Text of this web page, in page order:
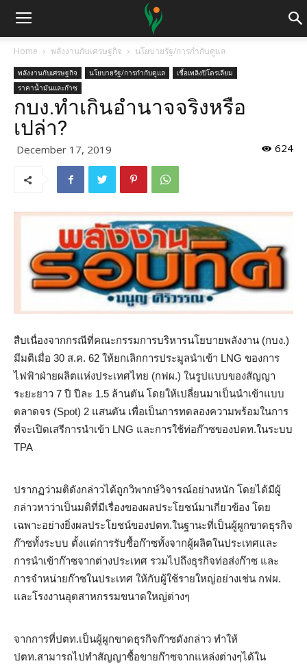
Home พลังงานกับเศรษฐกิจ นโยบายรัฐ/การกำกับดูแล
พลังงานกับเศรษฐกิจ นโยบายรัฐ/การกำกับดูแล
เชื้อเพลิงปิโตรเลียม
ราคาน้ำมันและก๊าซ
กบง.ทำเกินอำนาจจริงหรือ
เปล่า?
December 17, 2019 624
สืบเนื่องจากกรณีที่คณะกรรมการบริหารนโยบายพลังงาน (กบง.)
มีมติเมื่อ 30 ส.ค. 62 ให้ยกเลิกการประมูลนำเข้า LNG ของการ
ไฟฟ้าฝ่ายผลิตแห่งประเทศไทย (กฟผ.) ในรูปแบบของสัญญา
ระยะยาว 7 ปี ปีละ 1.5 ล้านตัน โดยให้เปลี่ยนมาเป็นนำเข้าแบบ
ตลาดจร (Spot) 2 แสนตัน เพื่อเป็นการทดลองความพร้อมในการ
ที่จะเปิดเสรีการนำเข้า LNG และการใช้ท่อก๊าซของปตท.ในระบบ
TPA
ปรากฏว่ามติดังกล่าวได้ถูกวิพากษ์วิจารณ์อย่างหนัก โดยได้มีผู้
กล่าวหาว่าเป็นมติที่มีเรื่องของผลประโยชน์มาเกี่ยวข้อง โดย
เฉพาะอย่างยิ่งผลประโยชน์ของปตท.ในฐานะที่เป็นผู้ผูกขาดธุรกิจ
ก๊าซทั้งระบบ ตั้งแต่การรับซื้อก๊าซทั้งจากผู้ผลิตในประเทศและ
การนำเข้าก๊าซจากต่างประเทศ รวมไปถึงธุรกิจท่อส่งก๊าซ และ
การจำหน่ายก๊าซในประเทศ ให้กับผู้ใช้รายใหญ่อย่างเช่น กฟผ.
และโรงงานอุตสาหกรรมขนาดใหญ่ต่างๆ
จากการที่ปตท.เป็นผู้ผูกขาดธุรกิจก๊าซดังกล่าว ทำให้
ปตท.สามารถไปทำสัญญาซื้อขายก๊าซจากแหล่งต่างๆได้ใน